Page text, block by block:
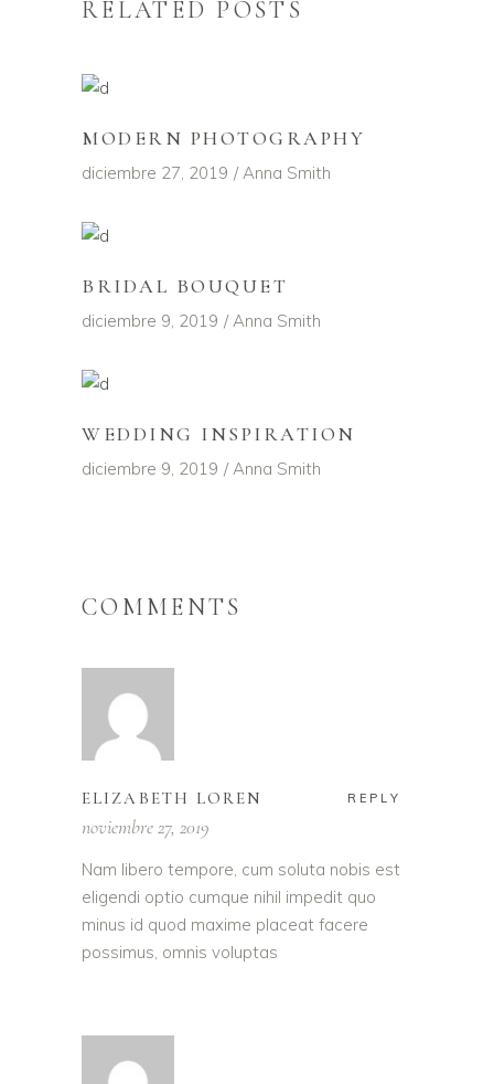
RELATED POSTS
MODERN PHOTOGRAPHY
diciembre 27, 2019 Anna Smith
BRIDAL BOUQUET
diciembre 9, 2019 Anna Smith
WEDDING INSPIRATION
diciembre 9, 2019 Anna Smith
COMMENTS
ELIZABETH LOREN REPLY
noviembre 27, 2019
Nam libero tempore, cum soluta nobis est
eligendi optio cumque nihil impedit quo
minus id quod maxime placeat facere
possimus, omnis voluptas